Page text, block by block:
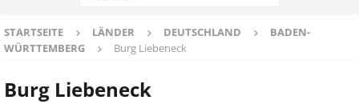
STARTSEITE LÄNDER DEUTSCHLAND
BADEN-
WÜRTTEMBERG
Burg Liebeneck
Burg Liebeneck